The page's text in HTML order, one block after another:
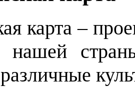
карта –
нашей